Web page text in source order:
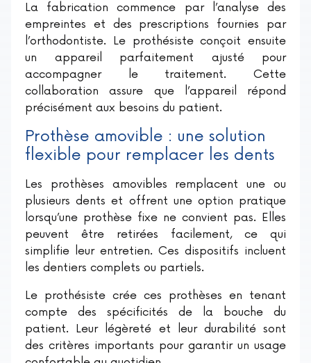
La fabrication commence par l’analyse des
empreintes et des prescriptions fournies par
l’orthodontiste. Le prothésiste conçoit ensuite
un appareil parfaitement ajusté pour
accompagner le traitement. Cette
collaboration assure que l’appareil répond
précisément aux besoins du patient.
Prothèse amovible : une solution
flexible pour remplacer les dents
Les prothèses amovibles remplacent une ou
plusieurs dents et offrent une option pratique
lorsqu’une prothèse fixe ne convient pas. Elles
peuvent être retirées facilement, ce qui
simplifie leur entretien. Ces dispositifs incluent
les dentiers complets ou partiels.
Le prothésiste crée ces prothèses en tenant
compte des spécificités de la bouche du
patient. Leur légèreté et leur durabilité sont
des critères importants pour garantir un usage